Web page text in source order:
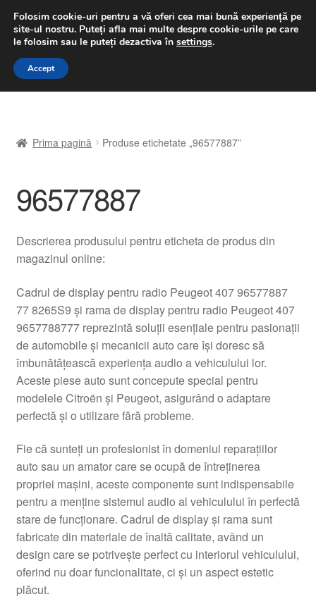
LIVRARE de la 33 lei
luni-vineri 9 a.m. - 4 p.m.031 229 6816
Sari
Sari
A lua legatura
Contul meu
Despre noi
Finalizare comandă
Livrare
Livrare în toată lumea
Plângere
Plățile
Politică de confidențialitate
Procedura de reclamație
Termeni si conditii
Prima pagină Produse etichetate „96577887”
96577887
Descrierea produsului pentru eticheta de produs din
magazinul online:
Cadrul de display pentru radio Peugeot 407 96577887
77 8265S9 și rama de display pentru radio Peugeot 407
9657788777 reprezintă soluții esențiale pentru pasionații
de automobile și mecanicii auto care își doresc să
îmbunătățească experiența audio a vehiculului lor.
Aceste piese auto sunt concepute special pentru
modelele Citroën și Peugeot, asigurând o adaptare
perfectă și o utilizare fără probleme.
Fie că sunteți un profesionist în domeniul reparațiilor
auto sau un amator care se ocupă de întreținerea
propriei mașini, aceste componente sunt indispensabile
pentru a menține sistemul audio al vehiculului în perfectă
stare de funcționare. Cadrul de display și rama sunt
fabricate din materiale de înaltă calitate, având un
design care se potrivește perfect cu interiorul vehiculului,
oferind nu doar funcionalitate, ci și un aspect estetic
plăcut.
Folosim cookie-uri pentru a vă oferi cea mai bună experiență pe
site-ul nostru. Puteți afla mai multe despre cookie-urile pe care
le folosim sau le puteți dezactiva în settings.
Accept